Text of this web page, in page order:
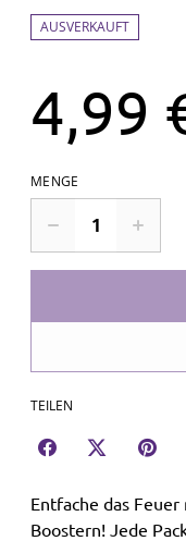
AUSVERKAUFT
4,99
MENGE
TEILEN
Entfache das
Boostern! Jede